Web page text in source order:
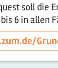
soll die
bis 6 in